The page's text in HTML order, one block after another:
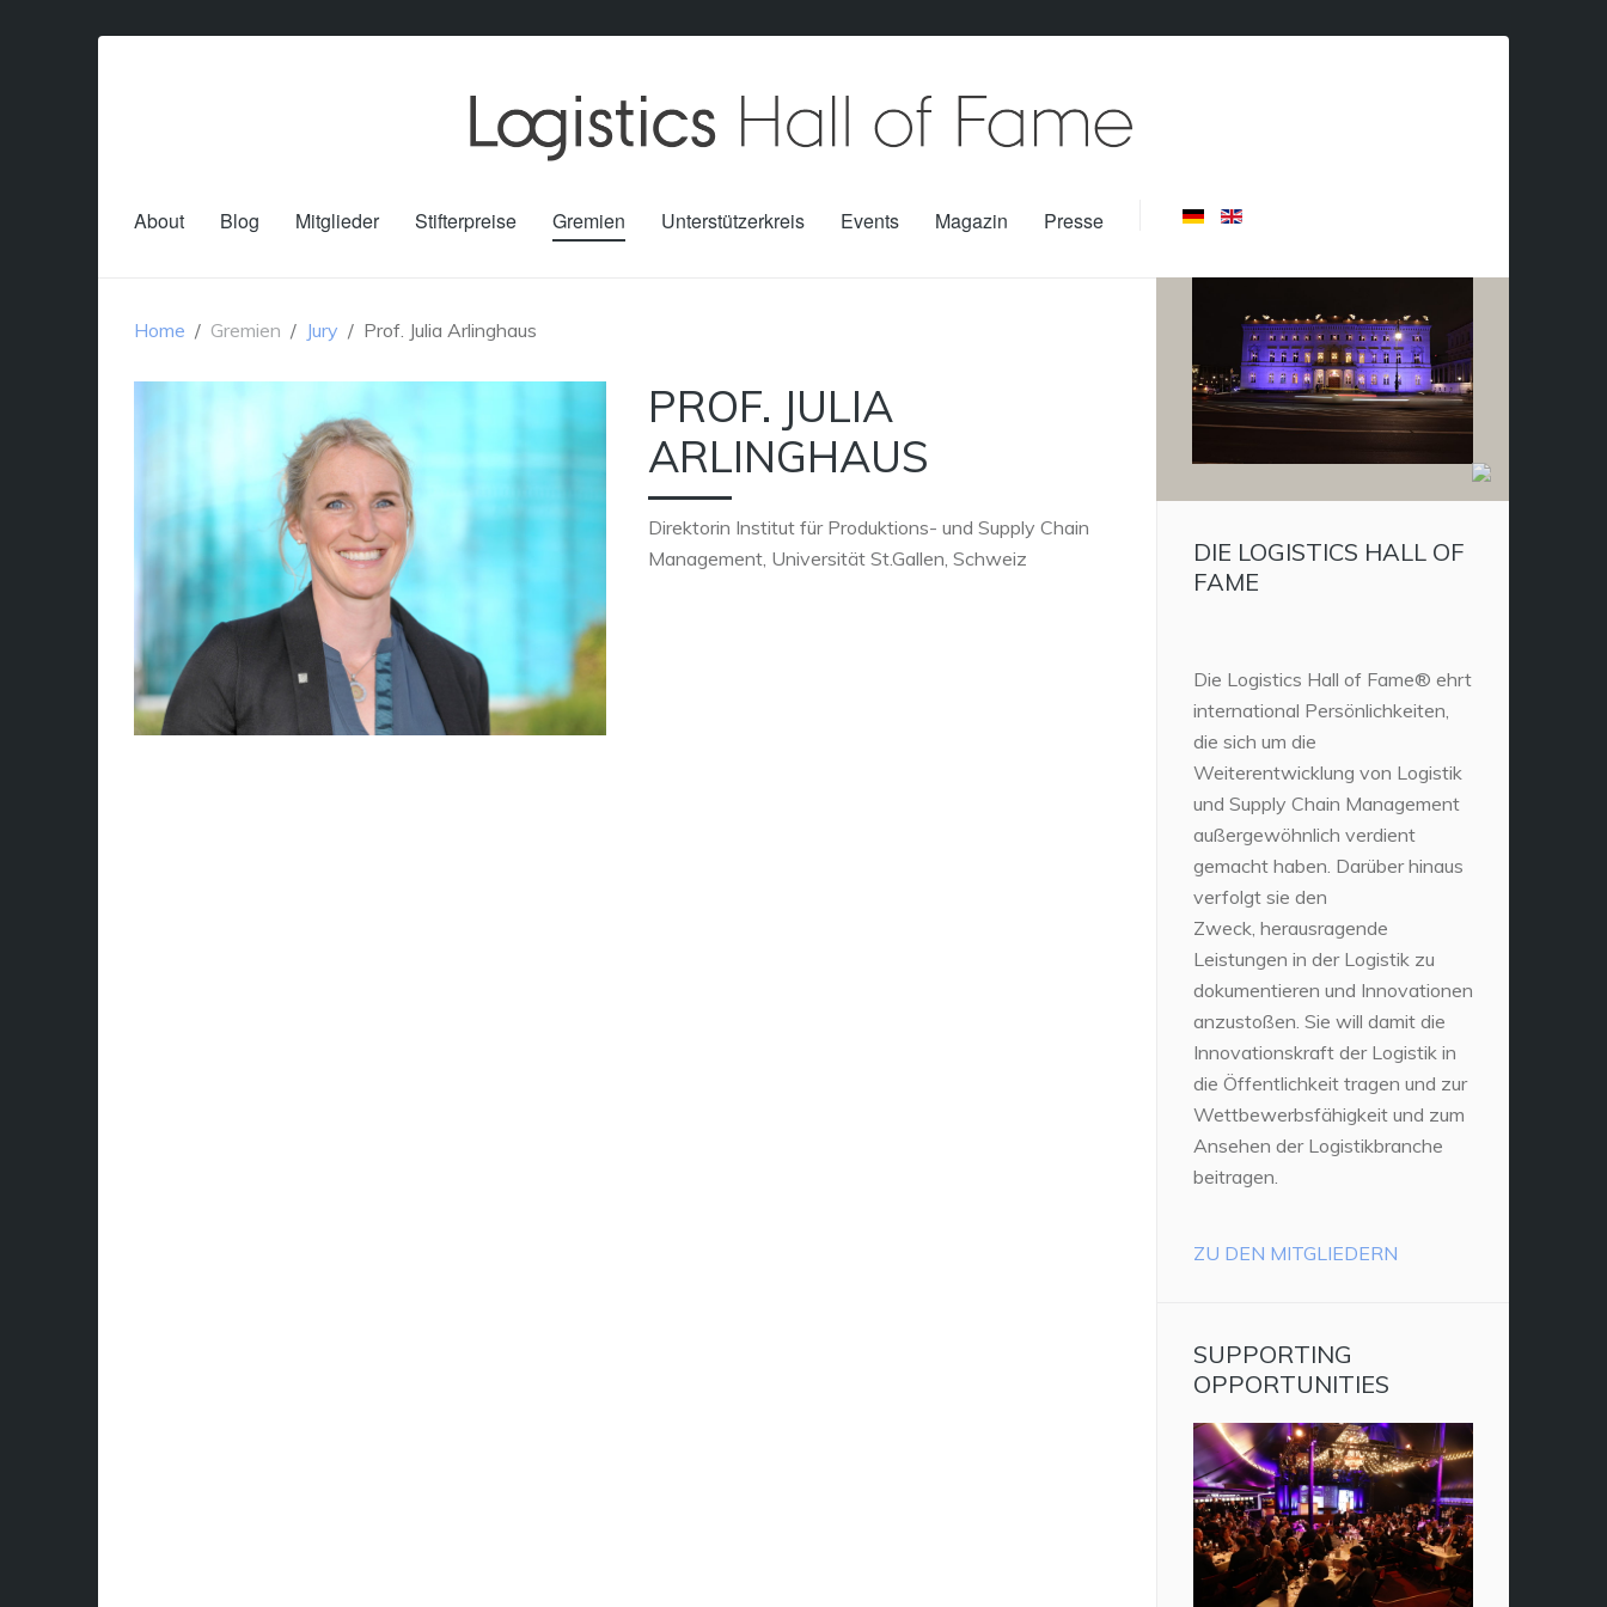
About Blog Mitglieder Stifterpreise Gremien Unterstützerkreis Events Magazin Presse
Home Gremien Jury Prof. Julia Arlinghaus
PROF. JULIA
ARLINGHAUS
Direktorin Institut für Produktions- und Supply Chain
Management, Universität St.Gallen, Schweiz
DIE LOGISTICS HALL OF
FAME
Die Logistics Hall of Fame® ehrt
international Persönlichkeiten,
die sich um die
Weiterentwicklung von Logistik
und Supply Chain Management
außergewöhnlich verdient
gemacht haben. Darüber hinaus
verfolgt sie den
Zweck, herausragende
Leistungen in der Logistik zu
dokumentieren und Innovationen
anzustoßen. Sie will damit die
Innovationskraft der Logistik in
die Öffentlichkeit tragen und zur
Wettbewerbsfähigkeit und zum
Ansehen der Logistikbranche
beitragen.
ZU DEN MITGLIEDERN
SUPPORTING
OPPORTUNITIES